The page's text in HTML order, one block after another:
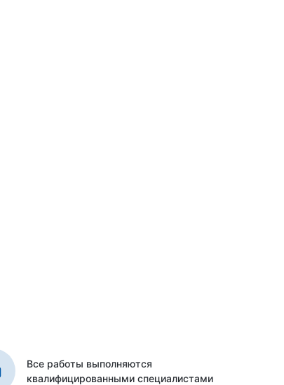
Все работы выполняются
квалифицированными специалистами